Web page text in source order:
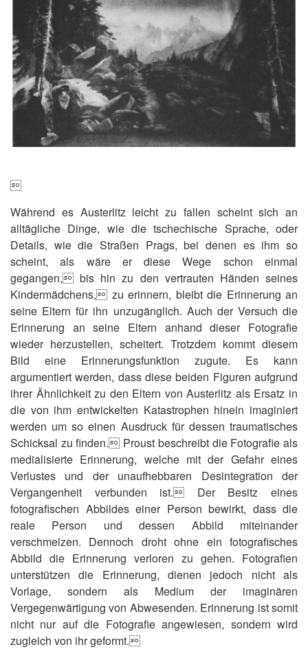

Während es Austerlitz leicht zu fallen scheint sich an
alltägliche Dinge, wie die tschechische Sprache, oder
Details, wie die Straßen Prags, bei denen es ihm so
scheint, als wäre er diese Wege schon einmal
gegangen, bis hin zu den vertrauten Händen seines
Kindermädchens, zu erinnern, bleibt die Erinnerung an
seine Eltern für ihn unzugänglich. Auch der Versuch die
Erinnerung an seine Eltern anhand dieser Fotografie
wieder herzustellen, scheitert. Trotzdem kommt diesem
Bild eine Erinnerungsfunktion zugute. Es kann
argumentiert werden, dass diese beiden Figuren aufgrund
ihrer Ähnlichkeit zu den Eltern von Austerlitz als Ersatz in
die von ihm entwickelten Katastrophen hinein imaginiert
werden um so einen Ausdruck für dessen traumatisches
Schicksal zu finden. Proust beschreibt die Fotografie als
medialisierte Erinnerung, welche mit der Gefahr eines
Verlustes und der unaufhebbaren Desintegration der
Vergangenheit verbunden ist. Der Besitz eines
fotografischen Abbildes einer Person bewirkt, dass die
reale Person und dessen Abbild miteinander
verschmelzen. Dennoch droht ohne ein fotografisches
Abbild die Erinnerung verloren zu gehen. Fotografien
unterstützen die Erinnerung, dienen jedoch nicht als
Vorlage, sondern als Medium der imaginären
Vergegenwärtigung von Abwesenden. Erinnerung ist somit
nicht nur auf die Fotografie angewiesen, sondern wird
zugleich von ihr geformt.